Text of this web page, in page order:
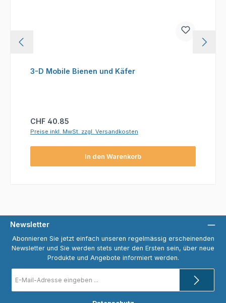
3-D Mobile Bienen und Käfer
Regulärer Preis:
CHF 40.85
Preise inkl. MwSt. zzgl. Versandkosten
In den Warenkorb
Newsletter
Abonnieren Sie jetzt einfach unseren regelmässig erscheinenden
Newsletter und Sie werden stets unter den Ersten sein, über neue
Produkte und Angebote informiert werden.
Mail-